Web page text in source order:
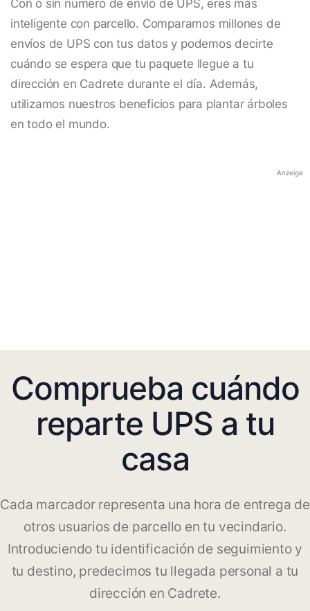
Con o sin número de envío de UPS, eres más
inteligente con parcello. Comparamos millones de
envíos de UPS con tus datos y podemos decirte
cuándo se espera que tu paquete llegue a tu
dirección en Cadrete durante el día. Además,
utilizamos nuestros beneficios para plantar árboles
en todo el mundo.
Anzeige
Comprueba cuándo
reparte UPS a tu
casa
Cada marcador representa una hora de entrega de
otros usuarios de parcello en tu vecindario.
Introduciendo tu identificación de seguimiento y
tu destino, predecimos tu llegada personal a tu
dirección en Cadrete.